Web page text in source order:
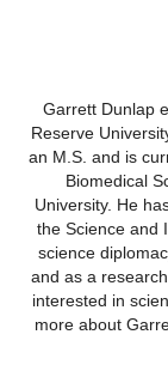
Garrett Dunlap
Reserve
an M.S. and is
Biomedical
University. He
the Science and
science
and as a
interested in
more about